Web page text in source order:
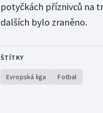
potyčkách příznivců na
dalších bylo zraněno.
ŠTÍTKY
Evropská liga Fotbal